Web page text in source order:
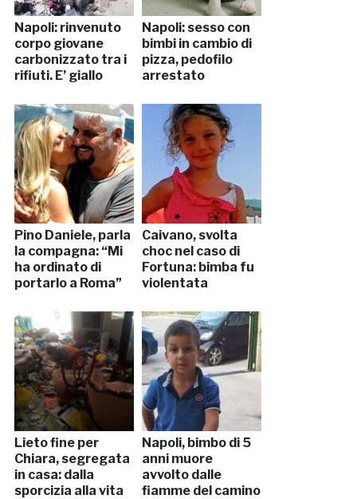
Napoli: rinvenuto
corpo giovane
carbonizzato tra i
rifiuti. E’ giallo
Napoli: sesso con
bimbi in cambio di
pizza, pedofilo
arrestato
Pino Daniele, parla
la compagna: “Mi
ha ordinato di
portarlo a Roma”
Caivano, svolta
choc nel caso di
Fortuna: bimba fu
violentata
Lieto fine per
Chiara, segregata
in casa: dalla
sporcizia alla vita
Napoli, bimbo di 5
anni muore
avvolto dalle
fiamme del camino